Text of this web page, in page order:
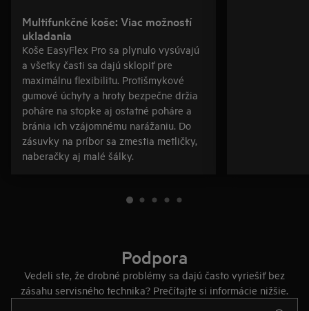
Multifunkčné koše: Viac možností
ukladania
Koše EasyFlex Pro sa plynulo vysúvajú
a všetky časti sa dajú sklopiť pre
maximálnu flexibilitu. Protišmykové
gumové úchyty a hroty bezpečne držia
poháre na stopke aj ostatné poháre a
bránia ich vzájomnému narážaniu. Do
zásuvky na príbor sa zmestia metličky,
naberačky aj malé šálky.
Podpora
Vedeli ste, že drobné problémy sa dajú často vyriešiť bez
zásahu servisného technika? Prečítajte si informácie nižšie.